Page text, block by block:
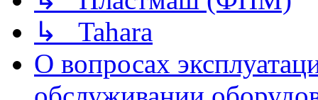
↳ Tahara
О вопросах